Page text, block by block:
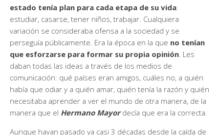
estado tenía plan para cada etapa de su vida:
estudiar, casarse, tener niños, trabajar. Cualquiera
variación se consideraba ofensa a la sociedad y se
perseguía públicamente. Era la época en la que no tenían
que esforzarse para formar su propia opinión. Les
daban todas las ideas a través de los medios de
comunicación: qué países eran amigos, cuáles no, a quién
había que odiar y a quién amar, quién tenía la razón y quién
necesitaba aprender a ver el mundo de otra manera, de la
manera que el Hermano Mayor decía que era la correcta.
Aunque hayan pasado ya casi 3 décadas desde la caída de